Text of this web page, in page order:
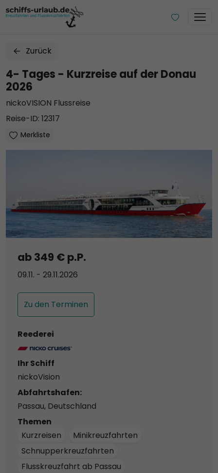
Zurück
4- Tages - Kurzreise auf der Donau
2026
nickoVISION Flussreise
Reise-ID: 12317
Merkliste
ab 349 € p.P.
09.11. - 29.11.2026
Zu den Terminen
Reederei
Ihr Schiff
nickoVision
Abfahrtshafen:
Passau, Deutschland
Themen
Kurzreisen
Minikreuzfahrten
Schnupperkreuzfahrten
Flusskreuzfahrt ab Passau